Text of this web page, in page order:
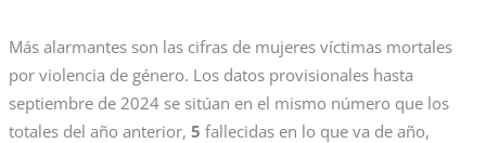
Más alarmantes son las cifras de mujeres víctimas mortales
por violencia de género. Los datos provisionales hasta
septiembre de 2024 se sitúan en el mismo número que los
totales del año anterior, 5 fallecidas en lo que va de año,